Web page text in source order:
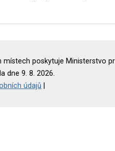
poskytuje Ministerstvo
dne 9. 8. 2026.
údajů